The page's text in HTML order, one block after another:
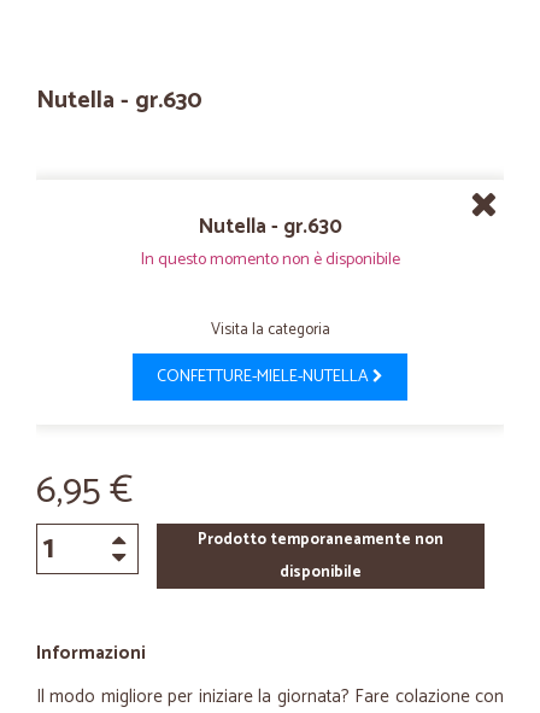
Nutella - gr.630
Nutella - gr.630
In questo momento non è disponibile
Visita la categoria
CONFETTURE-MIELE-NUTELLA
6,95 €
Prodotto temporaneamente non
disponibile
Informazioni
Il modo migliore per iniziare la giornata? Fare colazione con